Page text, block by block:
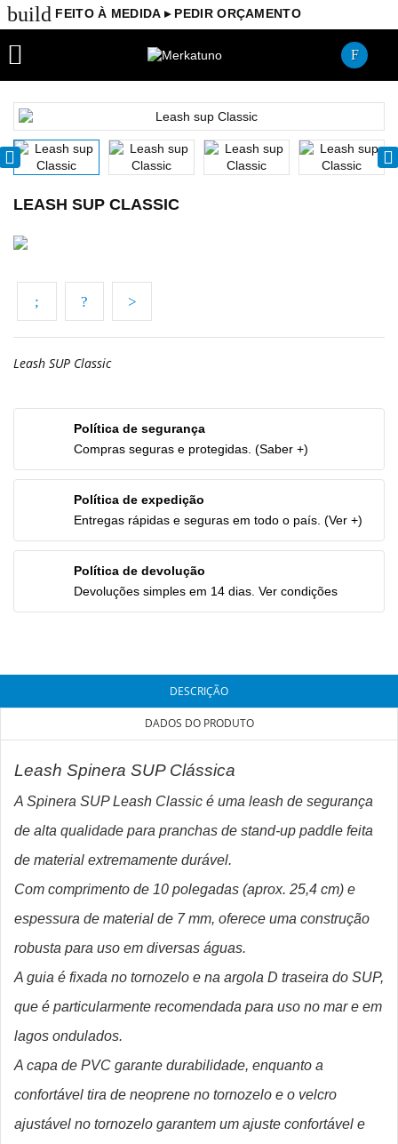
build FEITO À MEDIDA ▸ PEDIR ORÇAMENTO

LEASH SUP CLASSIC
Leash SUP Classic
Política de segurança
Compras seguras e protegidas. (Saber +)
Política de expedição
Entregas rápidas e seguras em todo o país. (Ver +)
Política de devolução
Devoluções simples em 14 dias. Ver condições
DESCRIÇÃO
DADOS DO PRODUTO
Leash ​​Spinera SUP Clássica
A Spinera SUP Leash Classic é uma leash de segurança
de alta qualidade para pranchas de stand-up paddle feita
de material extremamente durável.
Com comprimento de 10 polegadas (aprox. 25,4 cm) e
espessura de material de 7 mm, oferece uma construção
robusta para uso em diversas águas.
A guia é fixada no tornozelo e na argola D traseira do SUP,
que é particularmente recomendada para uso no mar e em
lagos ondulados.
A capa de PVC garante durabilidade, enquanto a
confortável tira de neoprene no tornozelo e o velcro
ajustável no tornozelo garantem um ajuste confortável e